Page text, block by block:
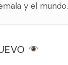
y el mundo.